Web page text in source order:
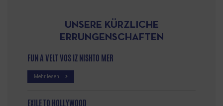
UNSERE KÜRZLICHE
ERRUNGENSCHAFTEN
FUN A VELT VOS IZ NISHTO MER
Mehr lesen
EXILE TO HOLLYWOOD